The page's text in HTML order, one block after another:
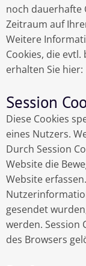
noch dauerhafte
Zeitraum auf
Weitere
Cookies, die
erhalten Sie hier:
Session
Diese Cookies
eines Nutzers.
Durch Session
Website die
Website
gesendet
werden. Session
des Browsers